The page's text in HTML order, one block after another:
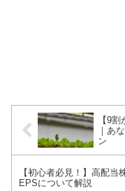
【9
｜あ
ン
【初心者必見！】高配当
EPSについて解説